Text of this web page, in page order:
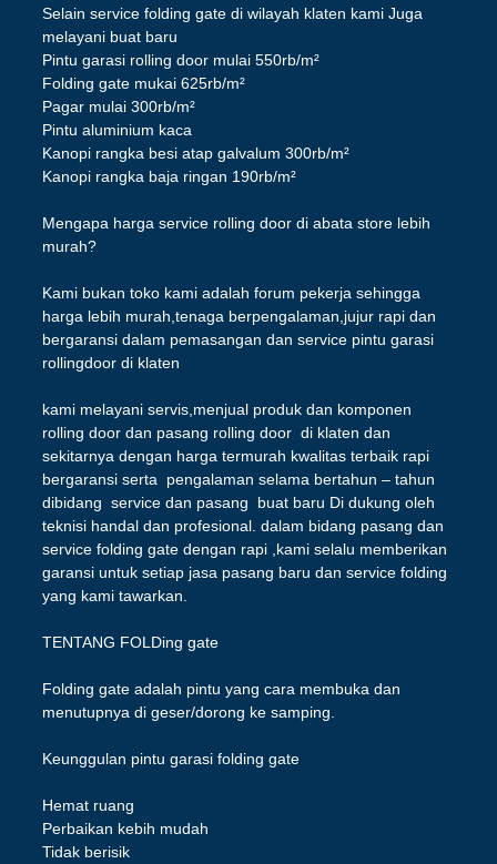
Selain service folding gate di wilayah klaten kami Juga
melayani buat baru
Pintu garasi rolling door mulai 550rb/m²
Folding gate mukai 625rb/m²
Pagar mulai 300rb/m²
Pintu aluminium kaca
Kanopi rangka besi atap galvalum 300rb/m²
Kanopi rangka baja ringan 190rb/m²
Mengapa harga service rolling door di abata store lebih
murah?
Kami bukan toko kami adalah forum pekerja sehingga
harga lebih murah,tenaga berpengalaman,jujur rapi dan
bergaransi dalam pemasangan dan service pintu garasi
rollingdoor di klaten
kami melayani servis,menjual produk dan komponen
rolling door dan pasang rolling door di klaten dan
sekitarnya dengan harga termurah kwalitas terbaik rapi
bergaransi serta pengalaman selama bertahun – tahun
dibidang service dan pasang buat baru Di dukung oleh
teknisi handal dan profesional. dalam bidang pasang dan
service folding gate dengan rapi ,kami selalu memberikan
garansi untuk setiap jasa pasang baru dan service folding
yang kami tawarkan.
TENTANG FOLDing gate
Folding gate adalah pintu yang cara membuka dan
menutupnya di geser/dorong ke samping.
Keunggulan pintu garasi folding gate
Hemat ruang
Perbaikan kebih mudah
Tidak berisik